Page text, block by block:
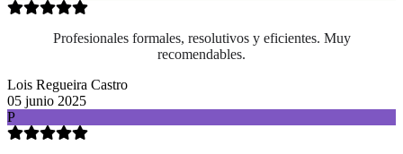
Profesionales formales, resolutivos y eficientes. Muy
recomendables.
Lois Regueira Castro
05 junio 2025
P